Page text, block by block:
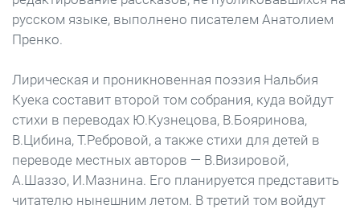
русском языке, выполнено писателем Анатолием
Пренко.
Лирическая и проникновенная поэзия Нальбия
Куека составит второй том собрания, куда войдут
стихи в переводах Ю.Кузнецова, В.Бояринова,
В.Цибина, Т.Ребровой, а также стихи для детей в
переводе местных авторов — В.Визировой,
А.Шаззо, И.Мазнина. Его планируется представить
читателю нынешним летом. В третий том войдут